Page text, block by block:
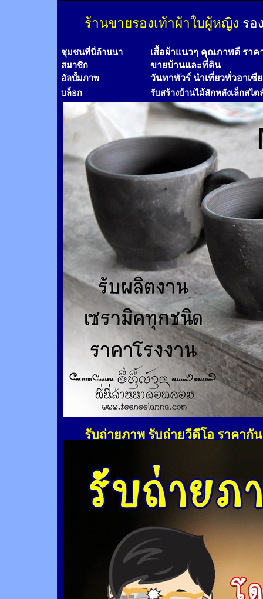
ร้านขายรองเท้าผ้าใบผู้หญิง รอ
ชุมชนที่นี่ล้านนา เสื้อผ้าแนวๆ คุณภาพดี ราค
สมาชิก ขายบ้านและที่ดิน
อัลบั้มภาพ วันทาทัวร์ นำเที่ยวทั่วอาเซี
บล็อก รับสร้างบ้านไม้สักหลังเล็กสไต
รับถ่ายภาพ รับถ่ายวีดีโอ ราคากั